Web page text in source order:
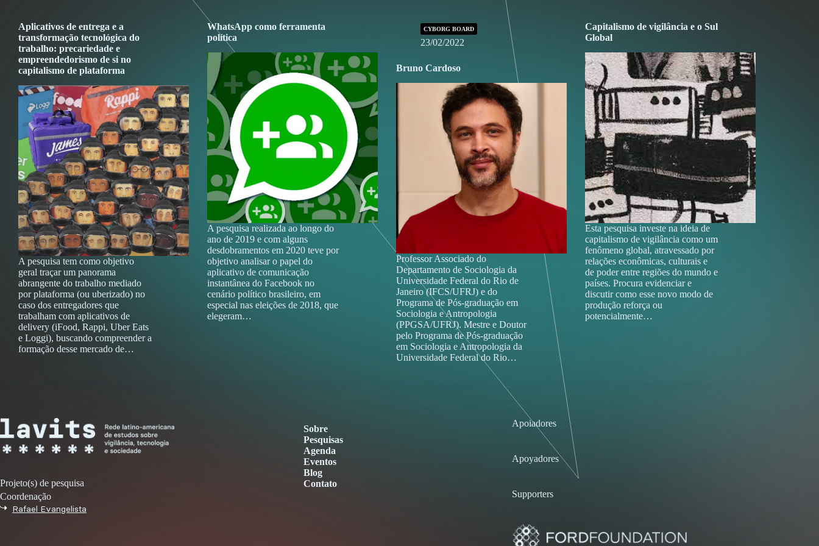
Aplicativos de entrega e a
transformação tecnológica do
trabalho: precariedade e
empreendedorismo de si no
capitalismo de plataforma
A pesquisa tem como objetivo
geral traçar um panorama
abrangente do trabalho mediado
por plataforma (ou uberizado) no
caso dos entregadores que
trabalham com aplicativos de
delivery (iFood, Rappi, Uber Eats
e Loggi), buscando compreender a
formação desse mercado de…
WhatsApp como ferramenta
política
A pesquisa realizada ao longo do
ano de 2019 e com alguns
desdobramentos em 2020 teve por
objetivo analisar o papel do
aplicativo de comunicação
instantânea do Facebook no
cenário político brasileiro, em
especial nas eleições de 2018, que
elegeram…
CYBORG BOARD
23/02/2022
Bruno Cardoso
Professor Associado do
Departamento de Sociologia da
Universidade Federal do Rio de
Janeiro (IFCS/UFRJ) e do
Programa de Pós-graduação em
Sociologia e Antropologia
(PPGSA/UFRJ). Mestre e Doutor
pelo Programa de Pós-graduação
em Sociologia e Antropologia da
Universidade Federal do Rio…
Capitalismo de vigilância e o Sul
Global
Esta pesquisa investe na ideia de
capitalismo de vigilância como um
fenômeno global, atravessado por
relações econômicas, culturais e
de poder entre regiões do mundo e
países. Procura evidenciar e
discutir como esse novo modo de
produção reforça ou
potencialmente…
Projeto(s) de pesquisa
Coordenação
Rafael Evangelista
Sobre
Pesquisas
Agenda
Eventos
Blog
Contato
Apoiadores
Apoyadores
Supporters